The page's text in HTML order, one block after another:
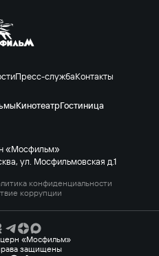
Пресс-службаКонтакты
КинотеатрГостиница
«Мосфильм»
ул. Мосфильмовская д.1
конфиденциальности
коррупции
«Мосфильм»
защищены